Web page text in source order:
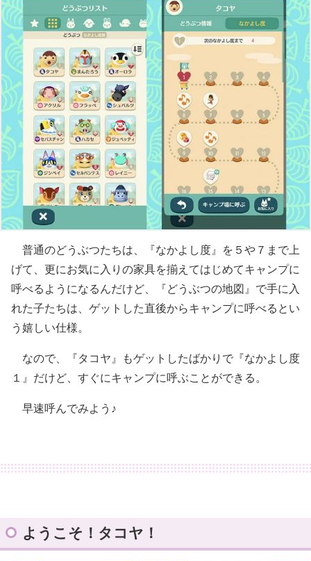
普通のどうぶつたちは、『なかよし度』を５や７まで上
げて、更にお気に入りの家具を揃えてはじめてキャンプに
呼べるようになるんだけど、『どうぶつの地図』で手に入
れた子たちは、ゲットした直後からキャンプに呼べるとい
う嬉しい仕様。
なので、『タコヤ』もゲットしたばかりで『なかよし度
１』だけど、すぐにキャンプに呼ぶことができる。
早速呼んでみよう♪
ようこそ！タコヤ！